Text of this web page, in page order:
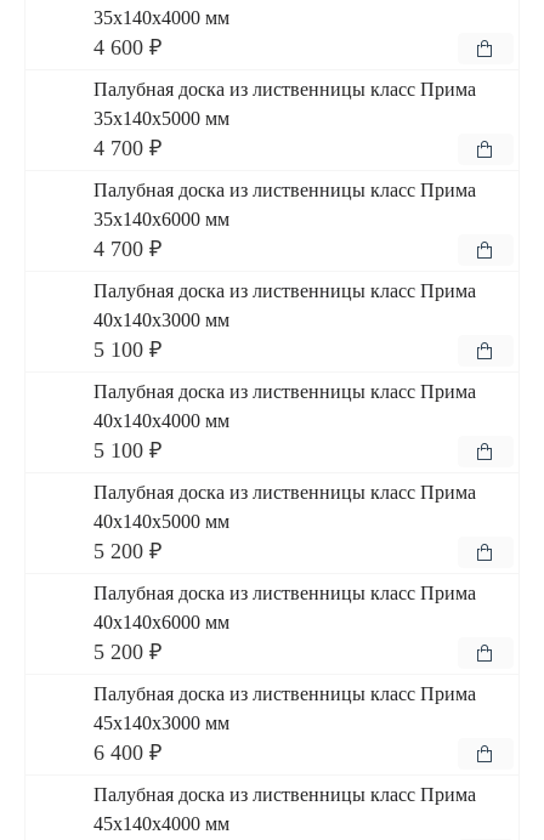
35x140x4000 мм
4 600 ₽
Палубная доска из лиственницы класс Прима
35x140x5000 мм
4 700 ₽
Палубная доска из лиственницы класс Прима
35x140x6000 мм
4 700 ₽
Палубная доска из лиственницы класс Прима
40x140x3000 мм
5 100 ₽
Палубная доска из лиственницы класс Прима
40x140x4000 мм
5 100 ₽
Палубная доска из лиственницы класс Прима
40x140x5000 мм
5 200 ₽
Палубная доска из лиственницы класс Прима
40x140x6000 мм
5 200 ₽
Палубная доска из лиственницы класс Прима
45x140x3000 мм
6 400 ₽
Палубная доска из лиственницы класс Прима
45x140x4000 мм